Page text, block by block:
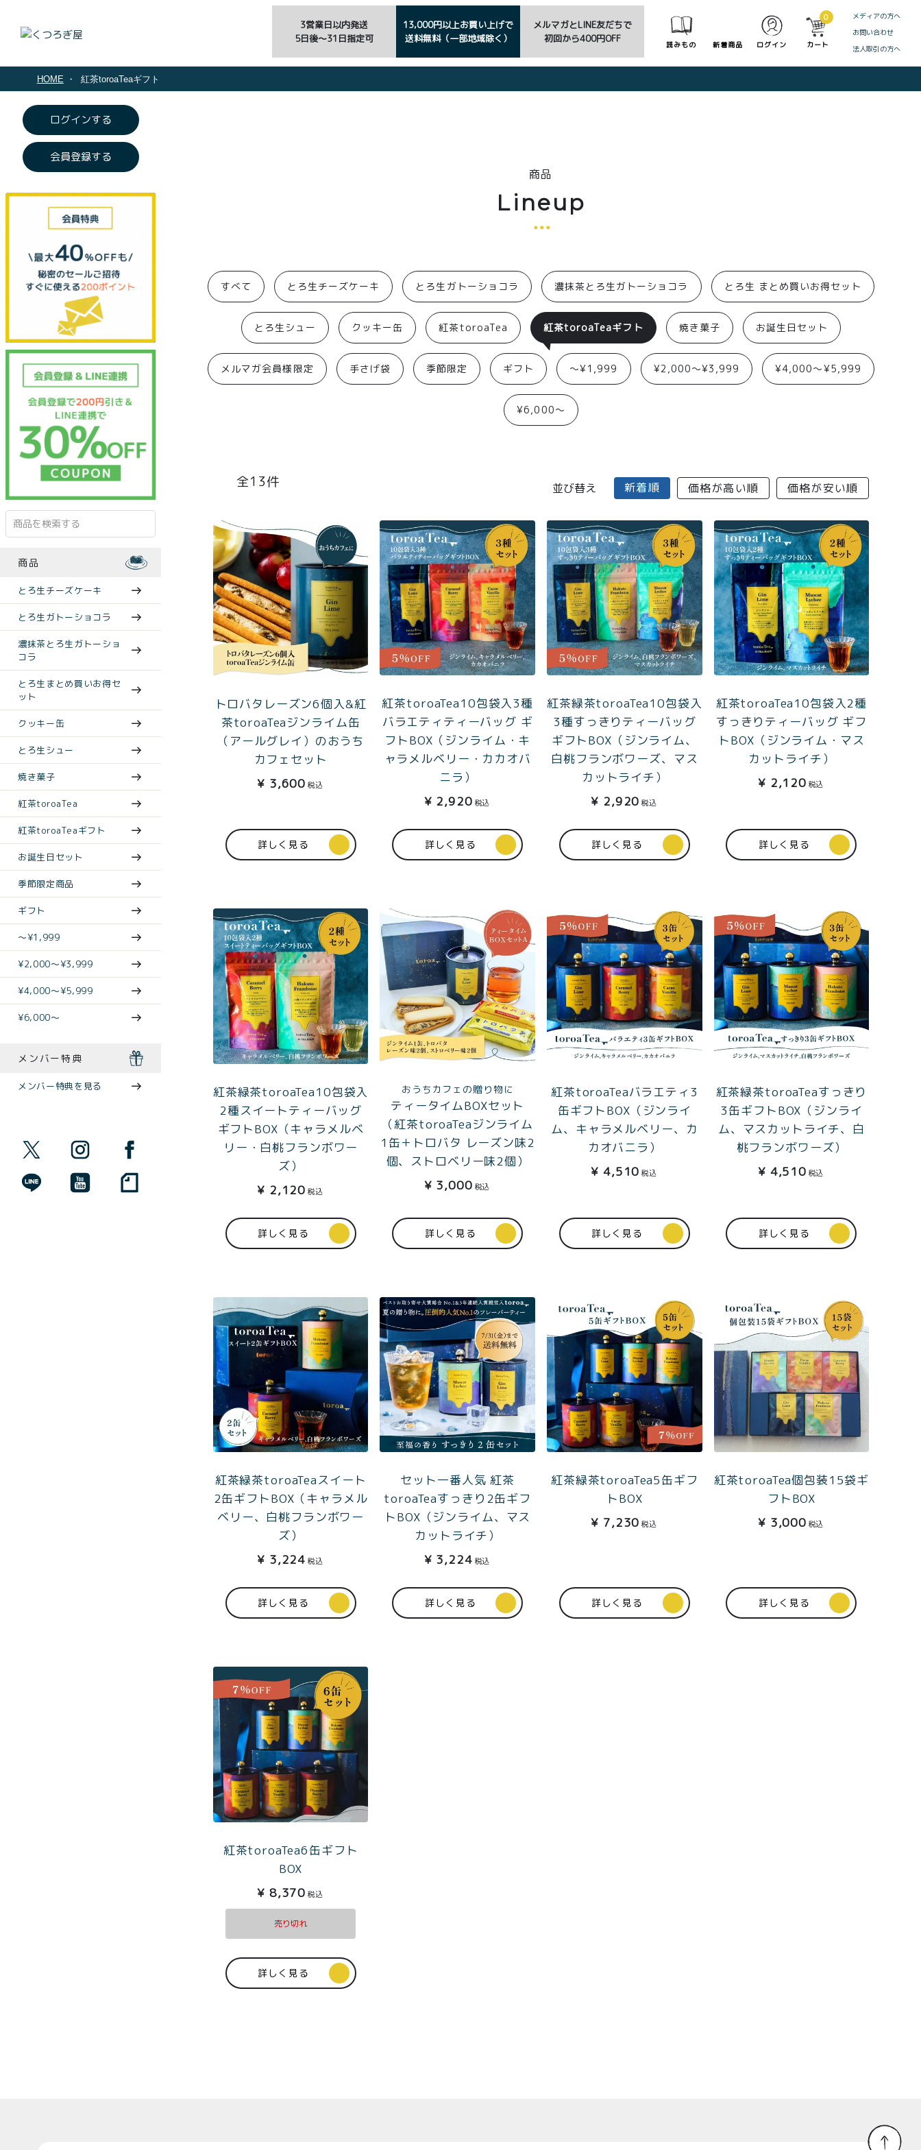
3営業日以内発送
5日後〜31日指定可
13,000円以上お買い上げで
送料無料（一部地域除く）
メルマガとLINE友だちで
初回から400円OFF
読みもの 新着商品 ログイン
0
カート
メディアの方へ
お問い合わせ
法人取引の方へ
CLOSE
商品一覧
とろ生ガ
とめ買い
お得セッ
¥2,000〜
¥3,999
特集記事 会社概要
イド
特定商取引法に基づく表記
会員登録
株式会社フードクリエイティブファクトリー
〒599-8237
堺市中区深井水池町3210-1
10:00〜17:00（平日）
HOME 紅茶toroaTeaギフト
商品
Lineup
すべて とろ生チーズケーキ とろ生ガトーショコラ 濃抹茶とろ生ガトーショコラ とろ生 まとめ買いお得セット
とろ生シュー クッキー缶 紅茶toroaTea 紅茶toroaTeaギフト 焼き菓子 お誕生日セット
メルマガ会員様限定 手さげ袋 季節限定 ギフト 〜¥1,999 ¥2,000〜¥3,999 ¥4,000〜¥5,999
¥6,000〜
並び替え 新着順 価格が高い順 価格が安い順
13
トロバタレーズン6個入&紅
茶toroaTeaジンライム缶
（アールグレイ）のおうち
カフェセット
¥ 3,600 税込
詳しく見る
紅茶toroaTea10包袋入3種
バラエティティーバッグ ギ
フトBOX（ジンライム・キ
ャラメルベリー・カカオバ
ニラ）
¥ 2,920 税込
詳しく見る
紅茶緑茶toroaTea10包袋入
3種すっきりティーバッグ
ギフトBOX（ジンライム、
白桃フランボワーズ、マス
カットライチ）
¥ 2,920 税込
詳しく見る
紅茶toroaTea10包袋入2種
すっきりティーバッグ ギフ
トBOX（ジンライム・マス
カットライチ）
¥ 2,120 税込
詳しく見る
紅茶緑茶toroaTea10包袋入
2種スイートティーバッグ
ギフトBOX（キャラメルベ
リー・白桃フランボワー
ズ）
¥ 2,120 税込
詳しく見る
おうちカフェの贈り物に
ティータイムBOXセット
（紅茶toroaTeaジンライム
1缶＋トロバタ レーズン味2
個、ストロベリー味2個）
¥ 3,000 税込
詳しく見る
紅茶toroaTeaバラエティ3
缶ギフトBOX（ジンライ
ム、キャラメルベリー、カ
カオバニラ）
¥ 4,510 税込
詳しく見る
紅茶緑茶toroaTeaすっきり
3缶ギフトBOX（ジンライ
ム、マスカットライチ、白
桃フランボワーズ）
¥ 4,510 税込
詳しく見る
紅茶緑茶toroaTeaスイート
2缶ギフトBOX（キャラメル
ベリー、白桃フランボワー
ズ）
¥ 3,224 税込
詳しく見る
セット一番人気 紅茶
toroaTeaすっきり2缶ギフ
トBOX（ジンライム、マス
カットライチ）
¥ 3,224 税込
詳しく見る
紅茶緑茶toroaTea5缶ギフ
トBOX
¥ 7,230 税込
詳しく見る
紅茶toroaTea個包装15袋ギ
フトBOX
¥ 3,000 税込
詳しく見る
紅茶toroaTea6缶ギフト
BOX
¥ 8,370 税込
売り切れ
詳しく見る
ログインする
会員登録する
商品
とろ生チーズケーキ
とろ生ガトーショコラ
濃抹茶とろ生ガトーショ
コラ
とろ生まとめ買いお得セ
ット
クッキー缶
とろ生シュー
焼き菓子
紅茶toroaTea
紅茶toroaTeaギフト
お誕生日セット
季節限定商品
ギフト
〜¥1,999
¥2,000〜¥3,999
¥4,000〜¥5,999
¥6,000〜
メンバー特典
メンバー特典を見る